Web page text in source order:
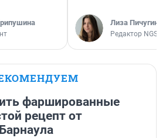
Лиза Пичугина
Редактор
фаршированные
рецепт от